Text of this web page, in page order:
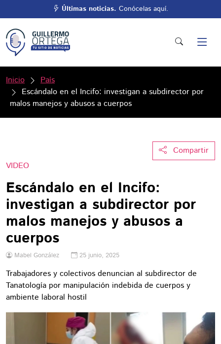
Últimas noticias. Conócelas aquí.
Inicio
País
Escándalo en el Incifo: investigan a subdirector por
malos manejos y abusos a cuerpos
Compartir
VIDEO
Escándalo en el Incifo:
investigan a subdirector por
malos manejos y abusos a
cuerpos
Mabel González 25 junio, 2025
Trabajadores y colectivos denuncian al subdirector de
Tanatología por manipulación indebida de cuerpos y
ambiente laboral hostil